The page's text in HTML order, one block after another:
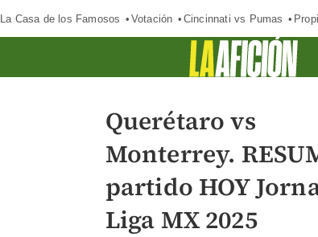
La Casa de los Famosos Votación Cincinnati vs Pumas
Querétaro vs
Monterrey.
partido HOY
Liga MX 2025